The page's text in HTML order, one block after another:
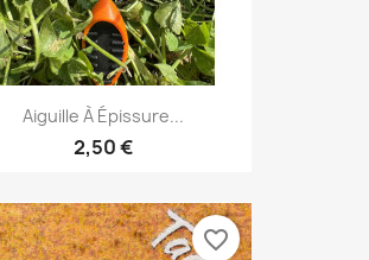
Aiguille À Épissure...
2,50 €
favorite_border